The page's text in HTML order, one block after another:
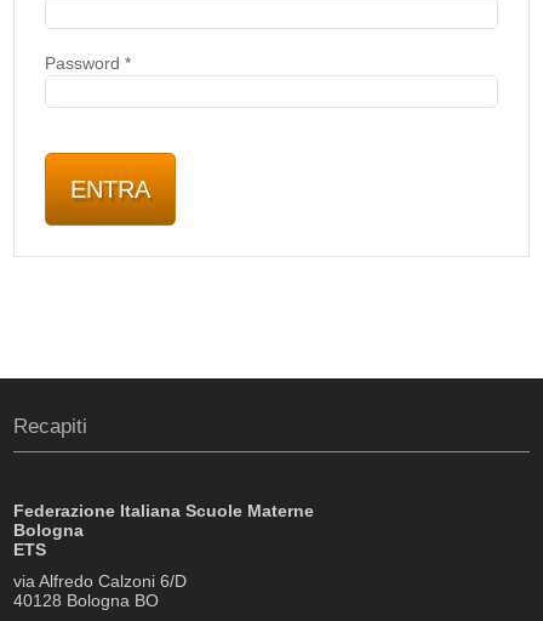
Password*
Recapiti
Federazione Italiana Scuole Materne
Bologna
ETS
via Alfredo Calzoni 6/D
40128 Bologna BO